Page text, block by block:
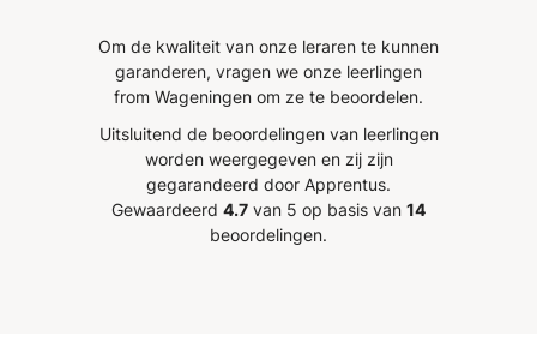
Om de kwaliteit van onze leraren te kunnen
garanderen, vragen we onze leerlingen
from Wageningen om ze te beoordelen.
Uitsluitend de beoordelingen van leerlingen
worden weergegeven en zij zijn
gegarandeerd door Apprentus.
Gewaardeerd 4.7 van 5 op basis van 14
beoordelingen.